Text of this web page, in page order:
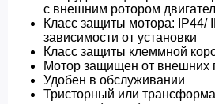
с внешним ротором
Класс защиты мотора: IP44/
зависимости от установки
Класс защиты клеммной
Мотор защищен от внешних
Удобен в обслуживании
Тристорный или